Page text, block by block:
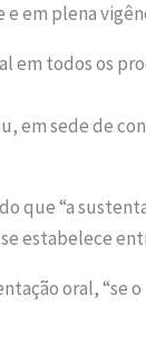
em plena
em todos os
em sede de
que “a
estabelece
oral, “se